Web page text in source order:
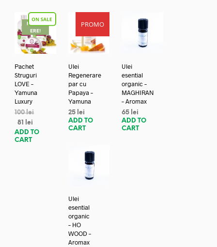
REDUC
ERE!
Pachet
Struguri
LOVE –
Yamuna
Luxury
100lei
81
lei
ADD TO
CART
PROMO
Ulei
Regenerare
par cu
Papaya –
Yamuna
25 lei
ADD TO
CART
Ulei
esential
organic –
MAGHIRAN
– Aromax
65 lei
ADD TO
CART
Ulei
esential
organic
– HO
WOOD –
Aromax